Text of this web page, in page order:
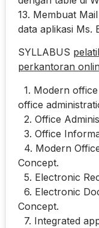
13. Membuat
data aplikasi Ms.
SYLLABUS
perkantoran
1. Modern
office
2. Office
3. Office
4. Modern
Concept.
5. Electronic
6. Electronic
Concept.
7. Integrated